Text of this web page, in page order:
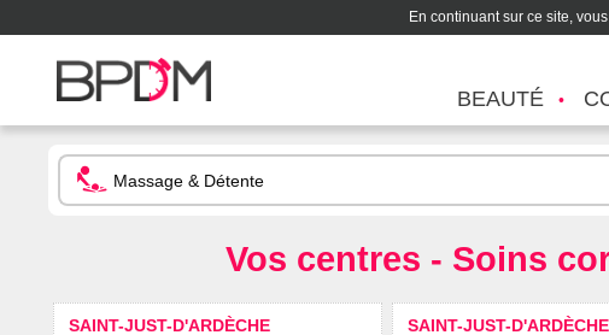
En continuant sur ce site,
BEAUTÉ
Vos centres - Soins
SAINT-JUST-D'ARDÈCHE SAINT-JUST-D'ARDÈCHE